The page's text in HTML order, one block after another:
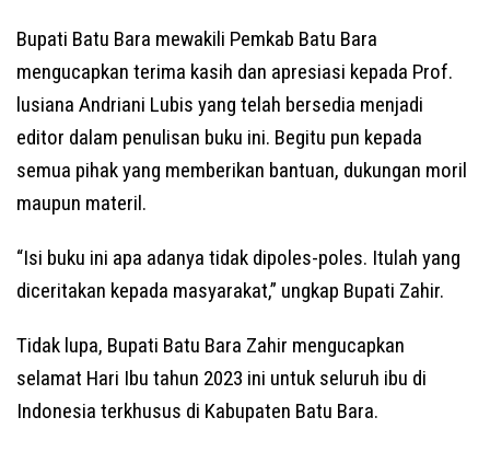
Bupati Batu Bara mewakili Pemkab Batu Bara
mengucapkan terima kasih dan apresiasi kepada Prof.
lusiana Andriani Lubis yang telah bersedia menjadi
editor dalam penulisan buku ini. Begitu pun kepada
semua pihak yang memberikan bantuan, dukungan moril
maupun materil.
“Isi buku ini apa adanya tidak dipoles-poles. Itulah yang
diceritakan kepada masyarakat,” ungkap Bupati Zahir.
Tidak lupa, Bupati Batu Bara Zahir mengucapkan
selamat Hari Ibu tahun 2023 ini untuk seluruh ibu di
Indonesia terkhusus di Kabupaten Batu Bara.